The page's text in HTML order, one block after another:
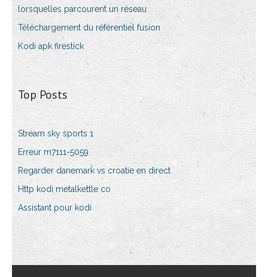
lorsquelles parcourent un réseau
Téléchargement du référentiel fusion
Kodi apk firestick
Top Posts
Stream sky sports 1
Erreur m7111-5059
Regarder danemark vs croatie en direct
Http kodi metalkettle co
Assistant pour kodi